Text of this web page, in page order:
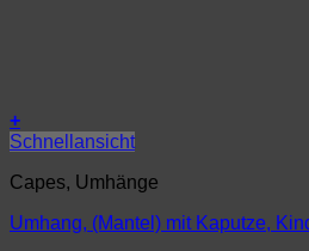
+
Schnellansicht
Capes, Umhänge
Umhang, (Mantel) mit Kaputze,